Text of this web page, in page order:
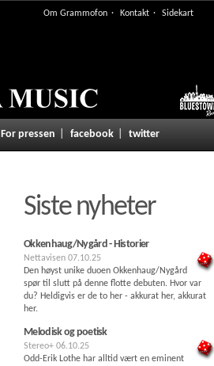
Om Grammofon Kontakt Sidekart
For pressen facebook twitter
Siste nyheter
Okkenhaug/Nygård - Historier
Nettavisen 07.10.25
Den høyst unike duoen Okkenhaug/Nygård
spør til slutt på denne flotte debuten. Hvor var
du? Heldigvis er de to her - akkurat her, akkurat
her.
Melodisk og poetisk
Stereo+ 06.10.25
Odd-Erik Lothe har alltid vært en eminent